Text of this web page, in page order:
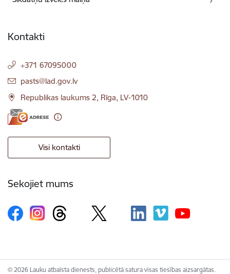
Kontakti
+371 67095000
E-pasts:
pasts@lad.gov.lv
Republikas laukums 2, Rīga, LV-1010
Visi kontakti
Sekojiet mums
© 2026 Lauku atbalsta dienests, publicētā satura visas tiesības aizsargātas.